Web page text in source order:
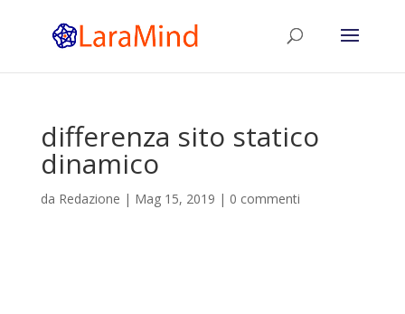
differenza sito statico
dinamico
da Redazione | Mag 15, 2019 | 0 commenti